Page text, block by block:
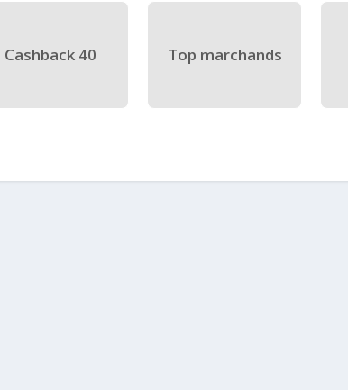
Cashback 40 Top marchands